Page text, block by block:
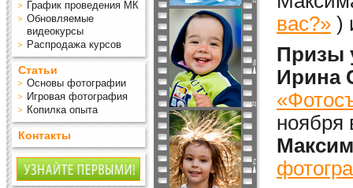
График проведения МК
Обновляемые
видеокурсы
Распродажа курсов
Статьи
Основы фотографии
Игровая фотография
Копилка опыта
Контакты
вас?» )
Призы
Ирина
ноября